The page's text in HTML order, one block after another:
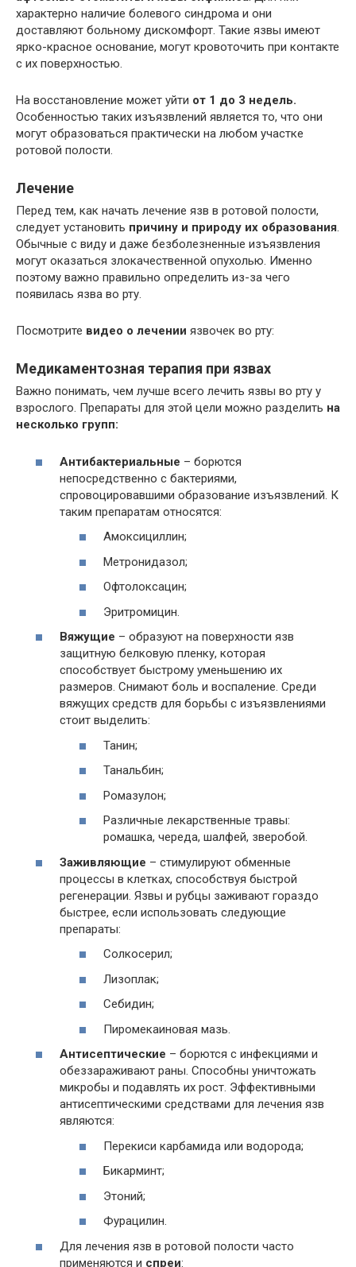
характерно наличие болевого синдрома и они
доставляют больному дискомфорт. Такие язвы имеют
ярко-красное основание, могут кровоточить при контакте
с их поверхностью.
На восстановление может уйти от 1 до 3 недель.
Особенностью таких изъязвлений является то, что они
могут образоваться практически на любом участке
ротовой полости.
Лечение
Перед тем, как начать лечение язв в ротовой полости,
следует установить причину и природу их образования.
Обычные с виду и даже безболезненные изъязвления
могут оказаться злокачественной опухолью. Именно
поэтому важно правильно определить из-за чего
появилась язва во рту.
Посмотрите видео о лечении язвочек во рту:
Медикаментозная терапия при язвах
Важно понимать, чем лучше всего лечить язвы во рту у
взрослого. Препараты для этой цели можно разделить на
несколько групп:
Антибактериальные – борются
непосредственно с бактериями,
спровоцировавшими образование изъязвлений. К
таким препаратам относятся:
Амоксициллин;
Метронидазол;
Офтолоксацин;
Эритромицин.
Вяжущие – образуют на поверхности язв
защитную белковую пленку, которая
способствует быстрому уменьшению их
размеров. Снимают боль и воспаление. Среди
вяжущих средств для борьбы с изъязвлениями
стоит выделить:
Танин;
Танальбин;
Ромазулон;
Различные лекарственные травы:
ромашка, череда, шалфей, зверобой.
Заживляющие – стимулируют обменные
процессы в клетках, способствуя быстрой
регенерации. Язвы и рубцы заживают гораздо
быстрее, если использовать следующие
препараты:
Солкосерил;
Лизоплак;
Себидин;
Пиромекаиновая мазь.
Антисептические – борются с инфекциями и
обеззараживают раны. Способны уничтожать
микробы и подавлять их рост. Эффективными
антисептическими средствами для лечения язв
являются:
Перекиси карбамида или водорода;
Бикарминт;
Этоний;
Фурацилин.
Для лечения язв в ротовой полости часто
применяются и спреи: